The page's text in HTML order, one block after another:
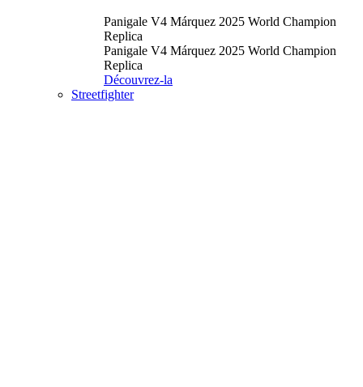
Panigale V4 Márquez 2025 World Champion
Replica
Panigale V4 Márquez 2025 World Champion
Replica
Découvrez-la
Streetfighter